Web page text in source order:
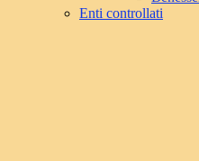
Enti controllati